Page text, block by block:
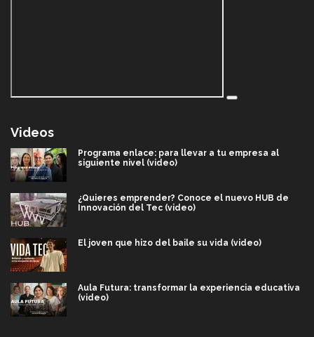
Videos
Programa enlace: para llevar a tu empresa al
siguiente nivel (video)
¿Quieres emprender? Conoce el nuevo HUB de
Innovación del Tec (video)
El joven que hizo del baile su vida (video)
Aula Futura: transformar la experiencia educativa
(video)